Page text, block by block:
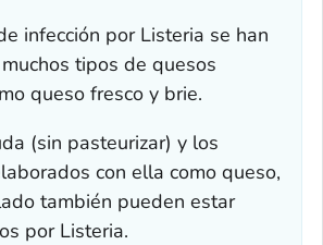
infección por Listeria se han
tipos de quesos
queso fresco y brie.
(sin pasteurizar) y los
con ella como queso,
también pueden estar
por Listeria.